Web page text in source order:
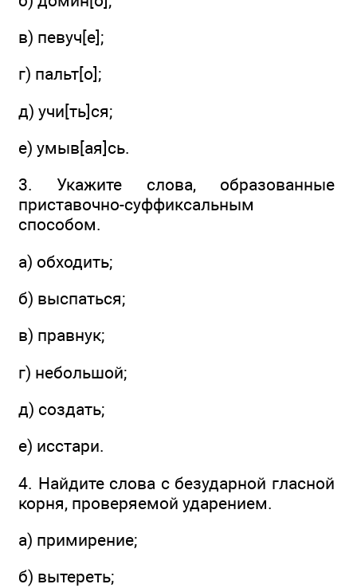
в) певуч[е];
г) пальт[о];
д) учи[ть]ся;
е) умыв[ая]сь.
3. Укажите слова, образованные
приставочно-суффиксальным
способом.
а) обходить;
б) выспаться;
в) правнук;
г) небольшой;
д) создать;
е) исстари.
4. Найдите слова с безударной гласной
корня, проверяемой ударением.
а) примирение;
б) вытереть;